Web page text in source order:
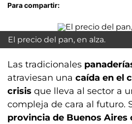
Para compartir:
El precio del pan, en alza.
Las tradicionales
atraviesan una caída en el
crisis que lleva al sector a
compleja de cara al futuro.
provincia de Buenos Aires